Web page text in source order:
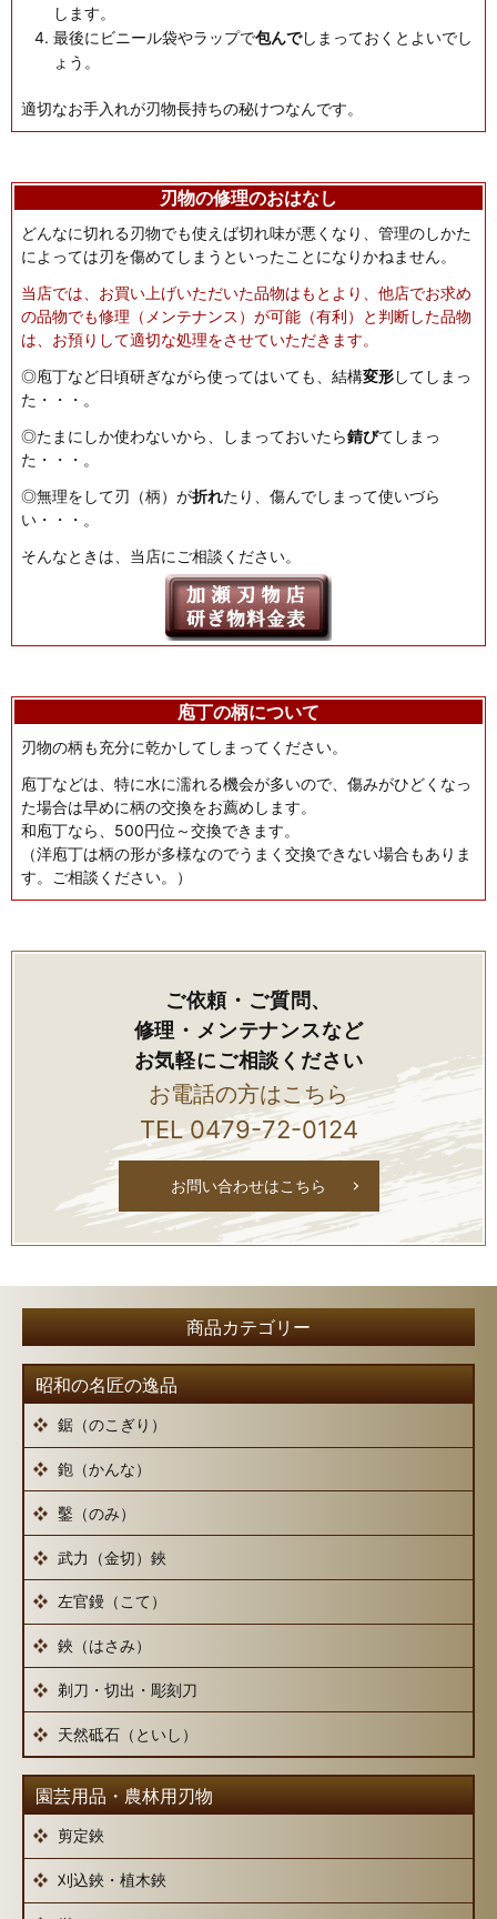
します。
最後にビニール袋やラップで包んでしまっておくとよいでし
ょう。
適切なお手入れが刃物長持ちの秘けつなんです。
刃物の修理のおはなし
どんなに切れる刃物でも使えば切れ味が悪くなり、管理のしかた
によっては刃を傷めてしまうといったことになりかねません。
当店では、お買い上げいただいた品物はもとより、他店でお求め
の品物でも修理（メンテナンス）が可能（有利）と判断した品物
は、お預りして適切な処理をさせていただきます。
◎庖丁など日頃研ぎながら使ってはいても、結構変形してしまっ
た・・・。
◎たまにしか使わないから、しまっておいたら錆びてしまっ
た・・・。
◎無理をして刃（柄）が折れたり、傷んでしまって使いづら
い・・・。
そんなときは、当店にご相談ください。
庖丁の柄について
刃物の柄も充分に乾かしてしまってください。
庖丁などは、特に水に濡れる機会が多いので、傷みがひどくなっ
た場合は早めに柄の交換をお薦めします。
和庖丁なら、500円位～交換できます。
（洋庖丁は柄の形が多様なのでうまく交換できない場合もありま
す。ご相談ください。）
ご依頼・ご質問、
修理・メンテナンスなど
お気軽にご相談ください
お電話の方はこちら
TEL0479-72-0124
お問い合わせはこちら
昭和の名匠の逸品
鋸（のこぎり）
鉋（かんな）
鑿（のみ）
武力（金切）鋏
左官鏝（こて）
鋏（はさみ）
剃刀・切出・彫刻刀
天然砥石（といし）
園芸用品・農林用刃物
剪定鋏
刈込鋏・植木鋏